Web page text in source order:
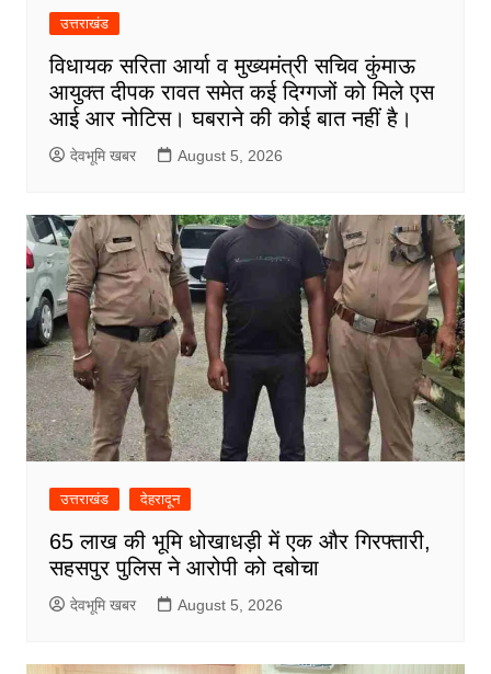
उत्तराखंड
विधायक सरिता आर्या व मुख्यमंत्री सचिव कुंमाऊ
आयुक्त दीपक रावत समेत कई दिग्गजों को मिले एस
आई आर नोटिस। घबराने की कोई बात नहीं है।
देवभूमि खबर August 5, 2026
उत्तराखंड देहरादून
65 लाख की भूमि धोखाधड़ी में एक और गिरफ्तारी,
सहसपुर पुलिस ने आरोपी को दबोचा
देवभूमि खबर August 5, 2026